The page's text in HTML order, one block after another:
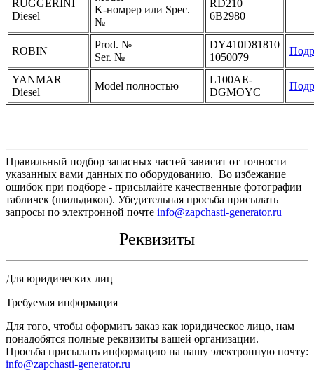
RUGGERINI
Diesel
K-номрер или Spec.
№
RD210
6B2980
ROBIN
Prod. №
Ser. №
DY410D81810
1050079
YANMAR
Diesel
Model полностью
L100AE-
DGMOYC
Правильный подбор запасных частей зависит от точности
указанных вами данных по оборудованию. Во избежание
ошибок при подборе - присылайте качественные фотографии
табличек (шильдиков). Убедительная просьба присылать
запросы по электронной почте info@zapchasti-generator.ru
Реквизиты
Для юридических лиц
Требуемая информация
Для того, чтобы оформить заказ как юридическое лицо, нам
понадобятся полные реквизиты вашей организации.
Просьба присылать информацию на нашу электронную почту:
info@zapchasti-generator.ru